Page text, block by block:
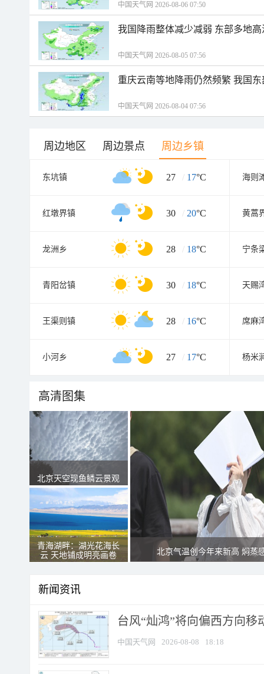
中国天气网 2026-08-06 07:50
我国降雨整体减少减弱 东部多地
中国天气网 2026-08-05 07:56
重庆云南等地降雨仍然频繁 我国
中国天气网 2026-08-04 07:56
周边地区 周边景点 周边乡镇
东坑镇 27 / 17°C 海则
红墩界镇 30 / 20°C 黄蒿
龙洲乡 28 / 18°C 宁条
青阳岔镇 30 / 18°C 天赐
王渠则镇 28 / 16°C 席麻
小河乡 27 / 17°C 杨米
高清图集
北京天空现鱼鳞云景观
青海湖畔：湖光花海长
云 天地铺成明亮画卷
北京气温创今年来新高 焖蒸
新闻资讯
台风“灿鸿”将向偏西方向移
中国天气网 2026-08-08 18:18